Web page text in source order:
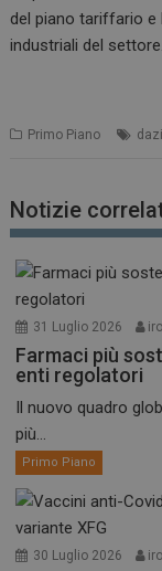
del piano tariffario e
industriali del settore.
Primo Piano
Notizie
31 Luglio 2026
Farmaci più
enti regolatori
Il nuovo quadro
più...
Primo Piano
30 Luglio 2026